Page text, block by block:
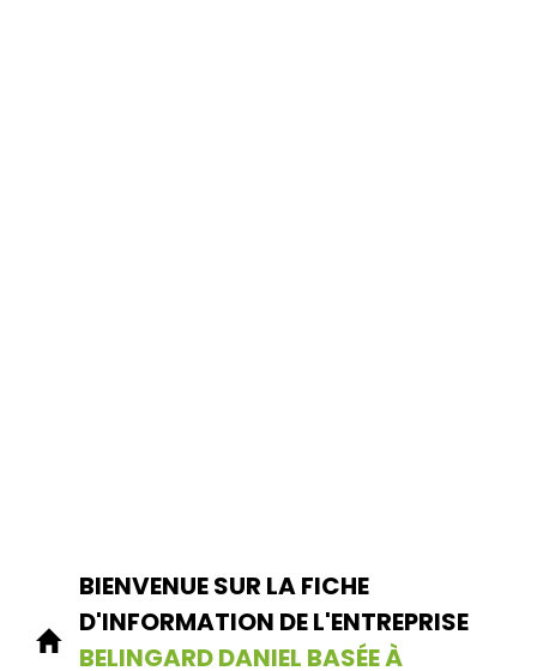
BIENVENUE SUR LA FICHE
D'INFORMATION DE L'ENTREPRISE
BELINGARD DANIEL BASÉE À